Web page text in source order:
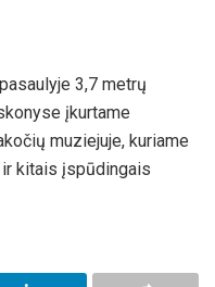
3,7 metrų
įkurtame
muziejuje, kuriame
kitais įspūdingais